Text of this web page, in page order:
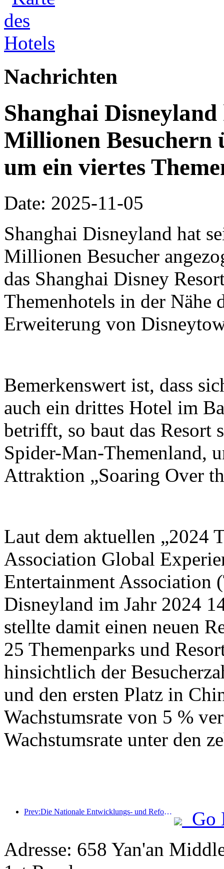
Nachrichten
Shanghai
Millionen
um ein viertes
Date: 2025-11-05
Shanghai Disneyland hat
Millionen Besucher
das Shanghai Disney
Themenhotels in der Nähe
Erweiterung von
Bemerkenswert ist, dass
auch ein drittes Hotel im
betrifft, so baut das Resort
Spider-Man-Themenland,
Attraktion „Soaring Over
Laut dem aktuellen „2024
Association Global
Entertainment Association
Disneyland im Jahr 2024
stellte damit einen neuen
25 Themenparks und
hinsichtlich der
und den ersten Platz in
Wachstumsrate von 5 %
Wachstumsrate unter den
Prev:Die Nationale Entwicklungs- und Reformkommission hat die erste Charge von 49 hochwertigen Outdoor-Sportzielen veröffentlicht
Go
Adresse: 658 Yan'an